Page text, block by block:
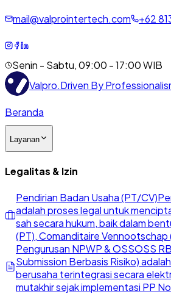
mail@valprointertech.com +62
Senin - Sabtu, 09:00 - 17:00 WIB
Valpro.Driven By
Beranda
Layanan
Legalitas & Izin
Pendirian Badan Usaha (PT/CV)
adalah proses legal untuk
sah secara hukum, baik dalam
(PT), Comanditaire Vennootschap
Pengurusan NPWP & OSSOSS
Submission Berbasis Risiko)
berusaha terintegrasi secara
mutakhir sejak implementasi PP